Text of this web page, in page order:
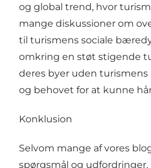
og global trend, hvor
mange diskussioner om
til turismens sociale
omkring en støt stigende
deres byer uden turismens
og behovet for at kunne
Konklusion
Selvom mange af vores
spørgsmål og